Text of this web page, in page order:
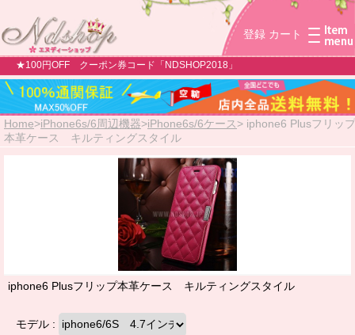
登録 カート
★100円OFF クーポン券コード「NDSHOP2018」
Home>iPhone6s/6周辺機器>iPhone6s/6ケース> iphone6 Plusフリップ
本革ケース キルティングスタイル
iphone6 Plusフリップ本革ケース キルティングスタイル
モデル :